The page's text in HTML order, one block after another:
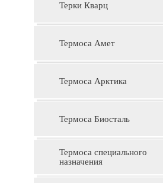
Терки Кварц
Термоса Амет
Термоса Арктика
Термоса Биосталь
Термоса специального
назначения